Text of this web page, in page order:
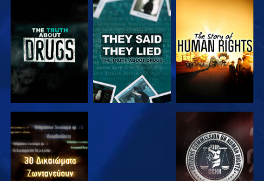
ΠΑΡΑΚΟΛΟΥΘΗΣΤΕ ΠΑΡΑΚΟΛΟΥΘΗΣΤΕ ΠΑΡΑΚΟΛΟΥΘΗΣΤΕ
ΠΑΡΑΚΟΛΟΥΘΗΣΤΕ ΠΑΡΑΚΟΛΟΥΘΗΣΤΕ